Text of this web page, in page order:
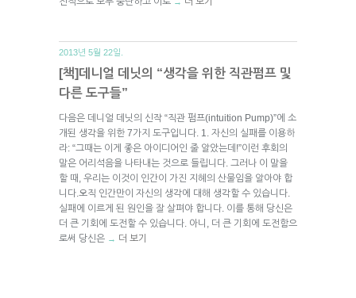
2013년 5월 22일.
[책]데니얼 데닛의 “생각을 위한 직관펌프 및
다른 도구들”
다음은 데니얼 데닛의 신작 “직관 펌프(intuition Pump)”에 소
개된 생각을 위한 7가지 도구입니다. 1. 자신의 실패를 이용하
라: “그때는 이게 좋은 아이디어인 줄 알았는데!”이런 후회의
말은 어리석음을 나타내는 것으로 들립니다. 그러나 이 말을
할 때, 우리는 이것이 인간이 가진 지혜의 산물임을 알아야 합
니다.오직 인간만이 자신의 생각에 대해 생각할 수 있습니다.
실패에 이르게 된 원인을 잘 살펴야 합니다. 이를 통해 당신은
더 큰 기회에 도전할 수 있습니다. 아니, 더 큰 기회에 도전함으
로써 당신은 → 더 보기